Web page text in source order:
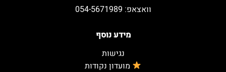
מידע נוסף
נגישות
מועדון נקודות
וואצאפ: 054-5671989